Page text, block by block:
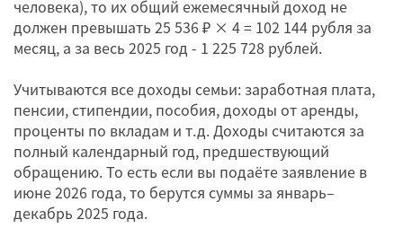
человека), то их общий ежемесячный доход не
должен превышать 25 536 ₽ × 4 = 102 144 рубля за
месяц, а за весь 2025 год - 1 225 728 рублей.
Учитываются все доходы семьи: заработная плата,
пенсии, стипендии, пособия, доходы от аренды,
проценты по вкладам и т.д. Доходы считаются за
полный календарный год, предшествующий
обращению. То есть если вы подаёте заявление в
июне 2026 года, то берутся суммы за январь–
декабрь 2025 года.